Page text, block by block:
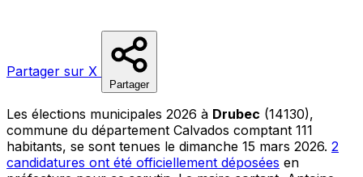
Partager sur X
Partager
Les élections municipales 2026 à Drubec (14130),
commune du département Calvados comptant 111
habitants, se sont tenues le dimanche 15 mars 2026. 2
candidatures ont été officiellement déposées en